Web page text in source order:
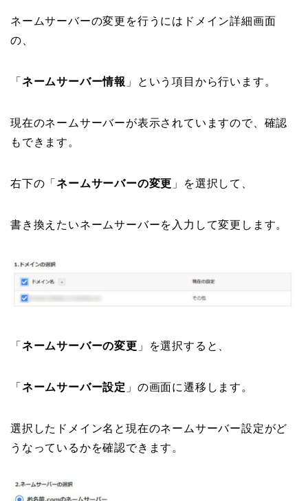
ネームサーバーの変更を行うにはドメイン詳細画面
の、
「 ネームサーバー情報 」という項目から行います。
現在のネームサーバーが表示されていますので、確認
もできます。
右下の「ネームサーバーの変更 」を選択して、
書き換えたいネームサーバーを入力して変更します。
「 ネームサーバーの変更 」を選択すると、
「 ネームサーバー設定 」の画面に遷移します。
選択したドメイン名と現在のネームサーバー設定がど
うなっているかを確認できます。